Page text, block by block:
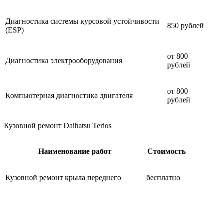
Диагностика системы курсовой устойчивости
(ESP)
850 рублей
Диагностика электрооборудования
от 800
рублей
Компьютерная диагностика двигателя
от 800
рублей
Кузовной ремонт Daihatsu Terios
Наименование работ Стоимость
Кузовной ремонт крыла переднего бесплатно